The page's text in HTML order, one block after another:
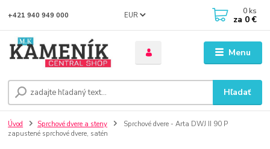
Menu
EUR
Hľadať
+421 940 949 000 0 ks
za 0 €
Úvod Sprchové dvere a steny
Sprchové dvere - Arta DWJ II 90 P
zapustené sprchové dvere, satén